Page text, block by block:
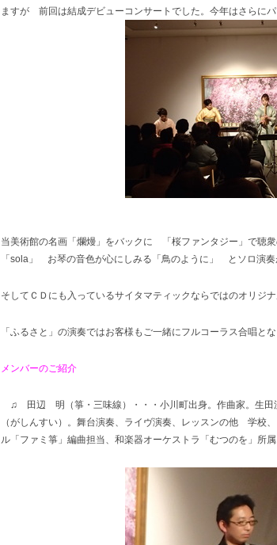
ますが 前回は結成デビューコンサートでした。今年はさらにパ
当美術館の名画「爛熳」をバックに 「桜ファンタジー」で聴
「sola」 お琴の音色が心にしみる「鳥のように」 とソロ演奏
そしてＣＤにも入っているサイタマティックならではのオリジ
「ふるさと」の演奏ではお客様もご一緒にフルコーラス合唱と
メンバーのご紹介
♫ 田辺 明（箏・三味線）・・・小川町出身。作曲家。生田
（がしんすい）。舞台演奏、ライヴ演奏、レッスンの他 学校
ル「ファミ箏」編曲担当、和楽器オーケストラ「むつのを」所属